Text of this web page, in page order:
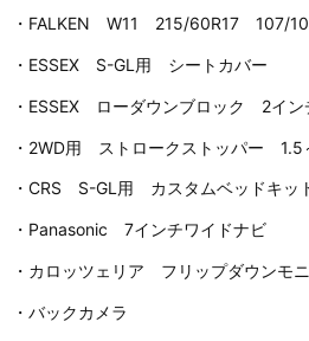
・FALKEN W11 215/60R17 107/
・ESSEX S-GL用 シートカバー
・ESSEX ローダウンブロック 2イン
・2WD用 ストロークストッパー 1.5
・CRS S-GL用 カスタムベッドキッ
・Panasonic 7インチワイドナビ
・カロッツェリア フリップダウンモ
・バックカメラ